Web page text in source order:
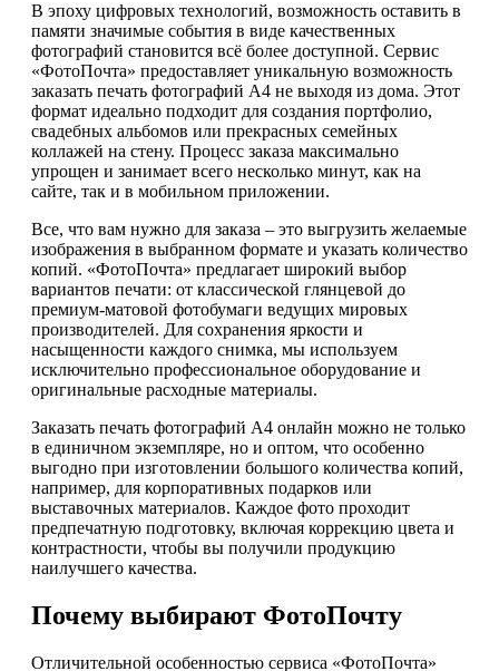
В эпоху цифровых технологий, возможность оставить в
памяти значимые события в виде качественных
фотографий становится всё более доступной. Сервис
«ФотоПочта» предоставляет уникальную возможность
заказать печать фотографий А4 не выходя из дома. Этот
формат идеально подходит для создания портфолио,
свадебных альбомов или прекрасных семейных
коллажей на стену. Процесс заказа максимально
упрощен и занимает всего несколько минут, как на
сайте, так и в мобильном приложении.
Все, что вам нужно для заказа – это выгрузить желаемые
изображения в выбранном формате и указать количество
копий. «ФотоПочта» предлагает широкий выбор
вариантов печати: от классической глянцевой до
премиум-матовой фотобумаги ведущих мировых
производителей. Для сохранения яркости и
насыщенности каждого снимка, мы используем
исключительно профессиональное оборудование и
оригинальные расходные материалы.
Заказать печать фотографий А4 онлайн можно не только
в единичном экземпляре, но и оптом, что особенно
выгодно при изготовлении большого количества копий,
например, для корпоративных подарков или
выставочных материалов. Каждое фото проходит
предпечатную подготовку, включая коррекцию цвета и
контрастности, чтобы вы получили продукцию
наилучшего качества.
Почему выбирают ФотоПочту
Отличительной особенностью сервиса «ФотоПочта»